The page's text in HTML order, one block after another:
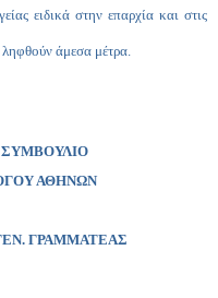
ειδικά στην επαρχία και στις
ληφθούν άμεσα μέτρα.
ΣΥΜΒΟΥΛΙΟ
ΑΘΗΝΩΝ
ΓΡΑΜΜΑΤΕΑΣ